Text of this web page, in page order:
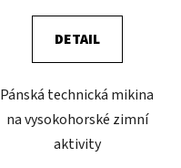
DETAIL
Pánská technická mikina
na vysokohorské zimní
aktivity